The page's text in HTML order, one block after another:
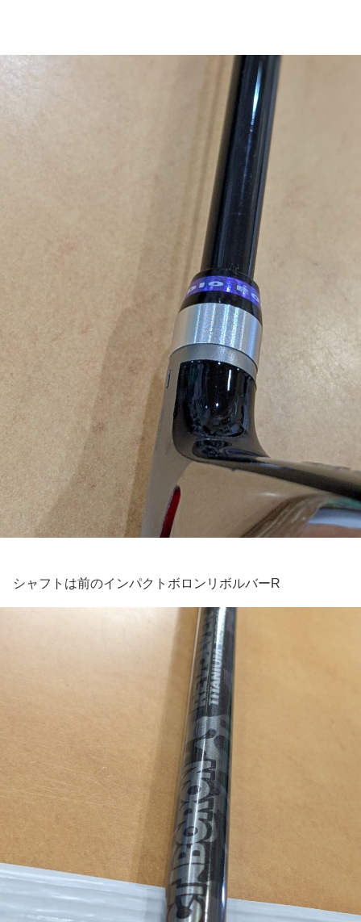
シャフトは前のインパクトボロンリボルバーR